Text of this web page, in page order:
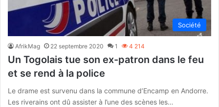
Société
AfrikMag 22 septembre 2020 1 4 214
Un Togolais tue son ex-patron dans le feu
et se rend à la police
Le drame est survenu dans la commune d’Encamp en Andorre.
Les riverains ont dû assister à l’une des scènes les…